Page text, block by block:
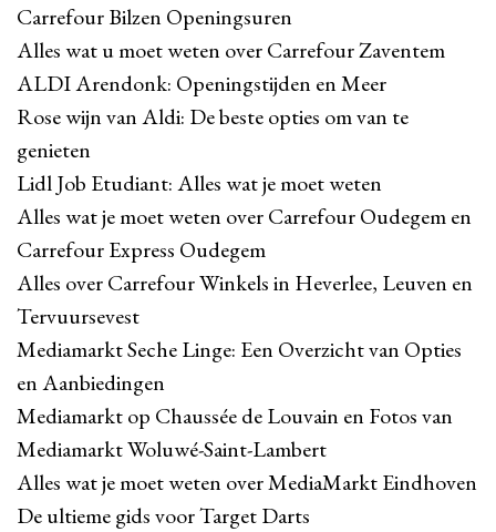
Carrefour Bilzen Openingsuren
Alles wat u moet weten over Carrefour Zaventem
ALDI Arendonk: Openingstijden en Meer
Rose wijn van Aldi: De beste opties om van te
genieten
Lidl Job Etudiant: Alles wat je moet weten
Alles wat je moet weten over Carrefour Oudegem en
Carrefour Express Oudegem
Alles over Carrefour Winkels in Heverlee, Leuven en
Tervuursevest
Mediamarkt Seche Linge: Een Overzicht van Opties
en Aanbiedingen
Mediamarkt op Chaussée de Louvain en Fotos van
Mediamarkt Woluwé-Saint-Lambert
Alles wat je moet weten over MediaMarkt Eindhoven
De ultieme gids voor Target Darts